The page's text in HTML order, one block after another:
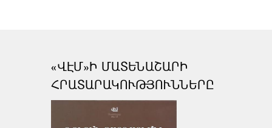
«ՎԷՄ»Ի ՄԱՏԵՆԱՇԱՐԻ
ՀՐԱՏԱՐԱԿՈՒԹՅՈՒՆՆԵՐԸ